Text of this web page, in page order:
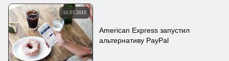
10.07.2015
American Express запустил
альтернативу PayPal